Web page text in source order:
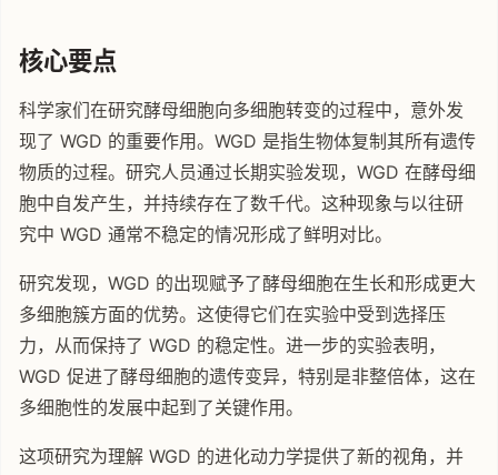
核心要点
科学家们在研究酵母细胞向多细胞转变的过程中，意外发
现了 WGD 的重要作用。WGD 是指生物体复制其所有遗传
物质的过程。研究人员通过长期实验发现，WGD 在酵母细
胞中自发产生，并持续存在了数千代。这种现象与以往研
究中 WGD 通常不稳定的情况形成了鲜明对比。
研究发现，WGD 的出现赋予了酵母细胞在生长和形成更大
多细胞簇方面的优势。这使得它们在实验中受到选择压
力，从而保持了 WGD 的稳定性。进一步的实验表明，
WGD 促进了酵母细胞的遗传变异，特别是非整倍体，这在
多细胞性的发展中起到了关键作用。
这项研究为理解 WGD 的进化动力学提供了新的视角，并